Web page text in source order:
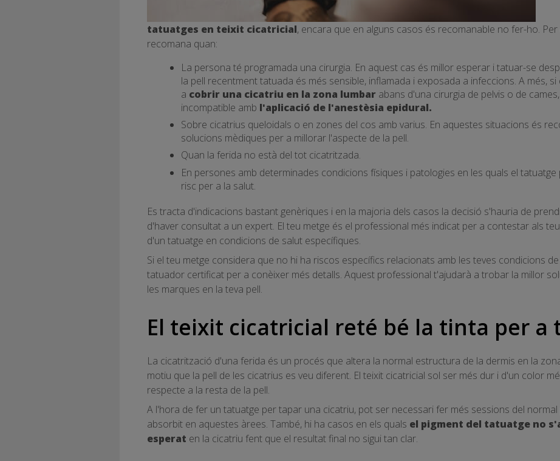
tatuatges en teixit cicatricial, encara que en alguns casos és recomanable no fer-ho.
recomana quan:
La persona té programada una cirurgia. En aquest cas és millor esperar i tatuar-se
la pell recentment tatuada és més sensible, inflamada i exposada a infeccions. A més,
a cobrir una cicatriu en la zona lumbar abans d'una cirurgia de pelvis o de
incompatible amb l'aplicació de l'anestèsia epidural.
Sobre cicatrius queloidals o en zones del cos amb varius. En aquestes situacions és
solucions mèdiques per a millorar l'aspecte de la pell.
Quan la ferida no està del tot cicatritzada.
En persones amb determinades condicions físiques i patologies en les quals el
risc per a la salut.
Es tracta d'indicacions bastant genèriques i en la majoria dels casos la decisió s'hauria de
d'haver consultat a un expert. El teu metge és el professional més indicat per a contestar als
d'un tatuatge en condicions de salut específiques.
Si el teu metge considera que no hi ha riscos específics relacionats amb les teves condicions
tatuador certificat per a conèixer més detalls. Aquest professional t'ajudarà a trobar la millor
les marques en la teva pell.
El teixit cicatricial reté bé la tinta per a
La cicatrització d'una ferida és un procés que altera la normal estructura de la dermis en la
motiu que la pell de les cicatrius es veu diferent. El teixit cicatricial sol ser més dur i d'un color
respecte a la resta de la pell.
A l'hora de fer un tatuatge per tapar una cicatriu, pot ser necessari fer més sessions del normal
absorbit en aquestes àrees. També, hi ha casos en els quals el pigment del tatuatge no
esperat en la cicatriu fent que el resultat final no sigui tan clar.